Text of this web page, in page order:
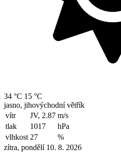
34 °C 15 °C
jasno, jihovýchodní větřík
vítr
JV, 2.87 m/s
tlak
1017
hPa
vlhkost 27
%
zítra, pondělí 10. 8. 2026